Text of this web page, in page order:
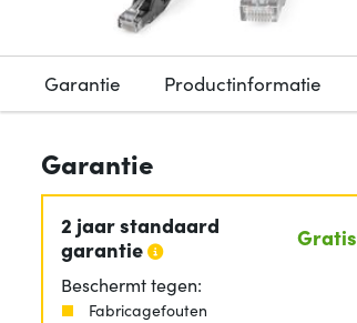
Garantie Productinformatie
Garantie
2 jaar standaard
garantie
Gratis
Beschermt tegen:
Fabricagefouten